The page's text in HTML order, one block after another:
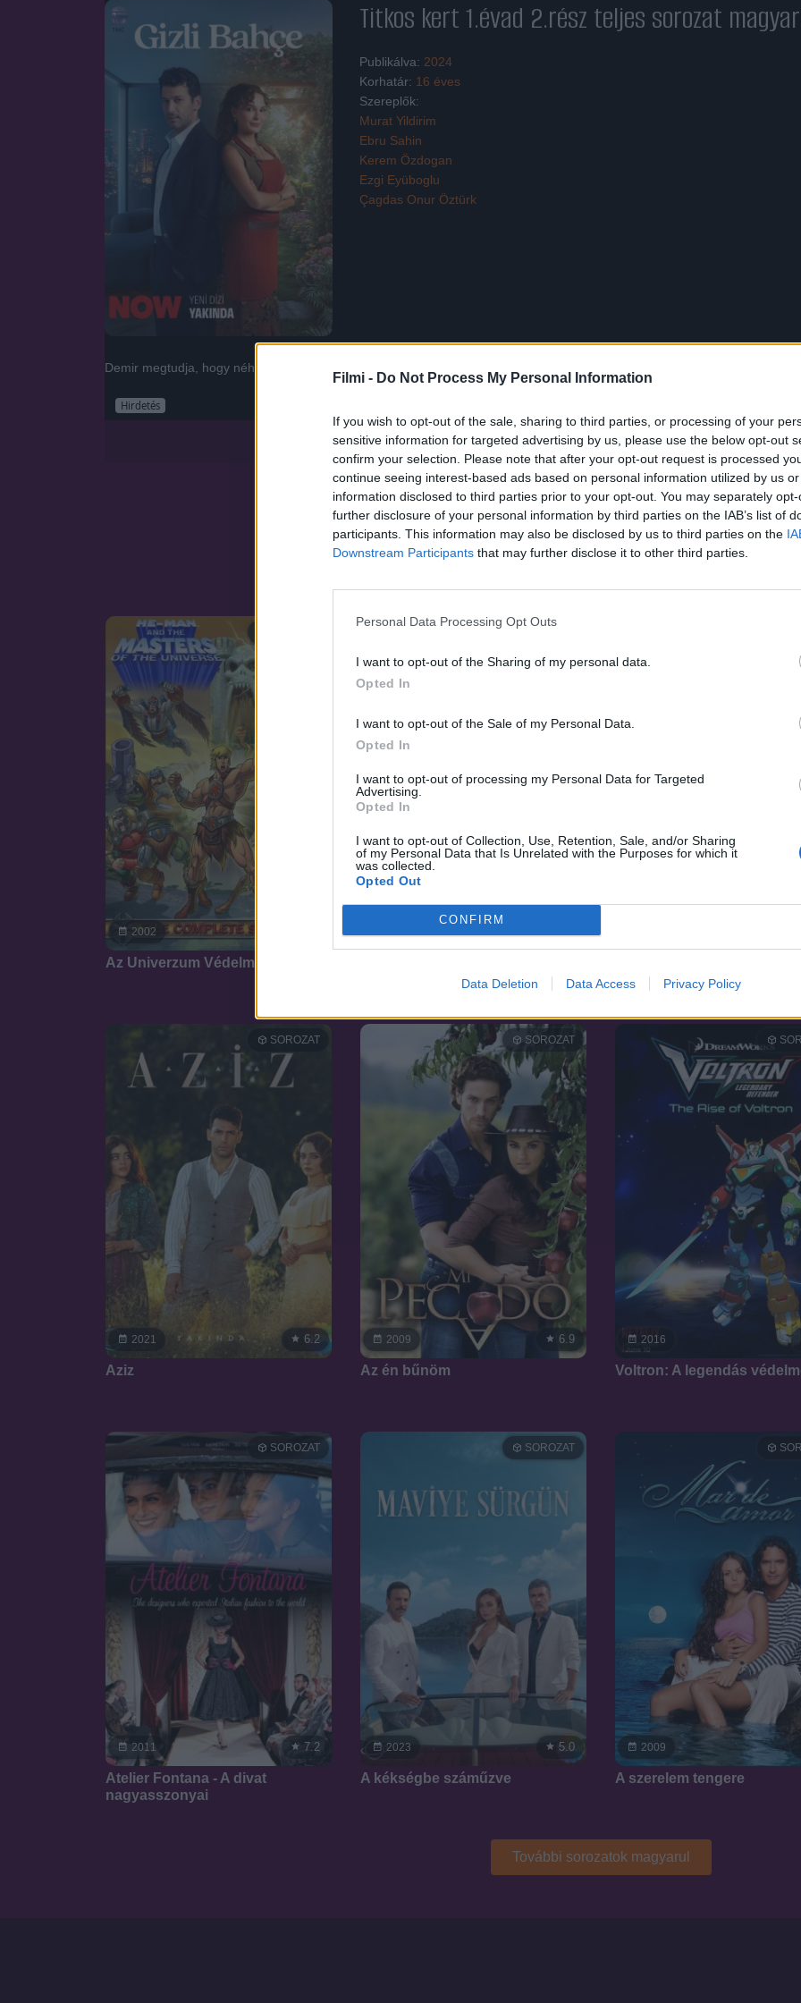
Filmi - Do Not Process My Personal Information
If you wish to opt-out of the sale, sharing to third parties, or processing of your
sensitive information for targeted advertising by us, please use the below opt-out
confirm your selection. Please note that after your opt-out request is processed
continue seeing interest-based ads based on personal information utilized by us
information disclosed to third parties prior to your opt-out. You may separately
further disclosure of your personal information by third parties on the IAB’s list of
participants. This information may also be disclosed by us to third parties on the
Downstream Participants that may further disclose it to other third parties.
Personal Data Processing Opt Outs
I want to opt-out of the Sharing of my personal data.
Opted In
I want to opt-out of the Sale of my Personal Data.
Opted In
I want to opt-out of processing my Personal Data for Targeted
Advertising.
Opted In
I want to opt-out of Collection, Use, Retention, Sale, and/or Sharing
of my Personal Data that Is Unrelated with the Purposes for which it
was collected.
Opted Out
CONFIRM
Data Deletion Data Access Privacy Policy
Hirdetés
Titkos kert 1.évad 2.rész teljes sorozat
Publikálva: 2024
Korhatár: 16 éves
Szereplők:
Murat Yildirim
Ebru Sahin
Kerem Özdogan
Ezgi Eyüboglu
Çagdas Onur Öztürk
Demir megtudja, hogy néhai bátyja fiút hagyott hátra. Személyes válságok és családi zűrzavarok közepette harcol a
Tetszett a sorozat? Oszd meg: Viber
Pinterest
Facebook
Hasonló sorozatok
2002
Az Univerzum Védelmezői
2021
SOROZAT
6.2
Aziz
2009
SOROZAT
6.9
Az én bűnöm
2016
Voltron: A legendás
2011
SOROZAT
7.2
Atelier Fontana - A divat
nagyasszonyai
2023
SOROZAT
5.0
A kékségbe száműzve
2009
A szerelem tengere
További sorozatok magyarul